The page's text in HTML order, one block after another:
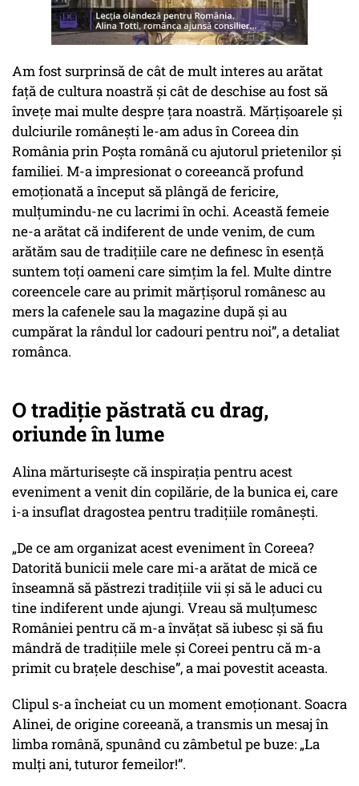
Am fost surprinsă de cât de mult interes au arătat
față de cultura noastră și cât de deschise au fost să
învețe mai multe despre țara noastră. Mărțișoarele și
dulciurile românești le-am adus în Coreea din
România prin Poșta română cu ajutorul prietenilor și
familiei. M-a impresionat o coreeancă profund
emoționată a început să plângă de fericire,
mulțumindu-ne cu lacrimi în ochi. Această femeie
ne-a arătat că indiferent de unde venim, de cum
arătăm sau de tradițiile care ne definesc în esență
suntem toți oameni care simțim la fel. Multe dintre
coreencele care au primit mărțișorul românesc au
mers la cafenele sau la magazine după și au
cumpărat la rândul lor cadouri pentru noi”, a detaliat
românca.
O tradiție păstrată cu drag,
oriunde în lume
Alina mărturisește că inspirația pentru acest
eveniment a venit din copilărie, de la bunica ei, care
i-a insuflat dragostea pentru tradițiile românești.
„De ce am organizat acest eveniment în Coreea?
Datorită bunicii mele care mi-a arătat de mică ce
înseamnă să păstrezi tradițiile vii și să le aduci cu
tine indiferent unde ajungi. Vreau să mulțumesc
României pentru că m-a învățat să iubesc și să fiu
mândră de tradițiile mele și Coreei pentru că m-a
primit cu brațele deschise”, a mai povestit aceasta.
Clipul s-a încheiat cu un moment emoționant. Soacra
Alinei, de origine coreeană, a transmis un mesaj în
limba română, spunând cu zâmbetul pe buze: „La
mulți ani, tuturor femeilor!”.